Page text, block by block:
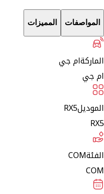
المواصفات المميزات
الماركةام جي
ام جي
الموديلRX5
RX5
الفئةCOM
COM